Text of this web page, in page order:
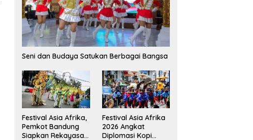
Seni dan Budaya Satukan Berbagai Bangsa
Festival Asia Afrika,
Pemkot Bandung
Siapkan Rekayasa
Festival Asia Afrika
2026 Angkat
Diplomasi Kopi